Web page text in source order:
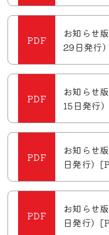
お知らせ
29日発行
お知らせ
15日発行
お知らせ
日発行）
お知らせ
日発行）